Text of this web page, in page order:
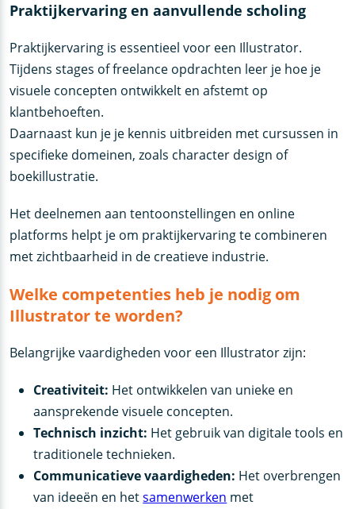
Praktijkervaring en aanvullende scholing
Praktijkervaring is essentieel voor een Illustrator.
Tijdens stages of freelance opdrachten leer je hoe je
visuele concepten ontwikkelt en afstemt op
klantbehoeften.
Daarnaast kun je je kennis uitbreiden met cursussen in
specifieke domeinen, zoals character design of
boekillustratie.
Het deelnemen aan tentoonstellingen en online
platforms helpt je om praktijkervaring te combineren
met zichtbaarheid in de creatieve industrie.
Welke competenties heb je nodig om
Illustrator te worden?
Belangrijke vaardigheden voor een Illustrator zijn:
Creativiteit: Het ontwikkelen van unieke en
aansprekende visuele concepten.
Technisch inzicht: Het gebruik van digitale tools en
traditionele technieken.
Communicatieve vaardigheden: Het overbrengen
van ideeën en hetsamenwerken met